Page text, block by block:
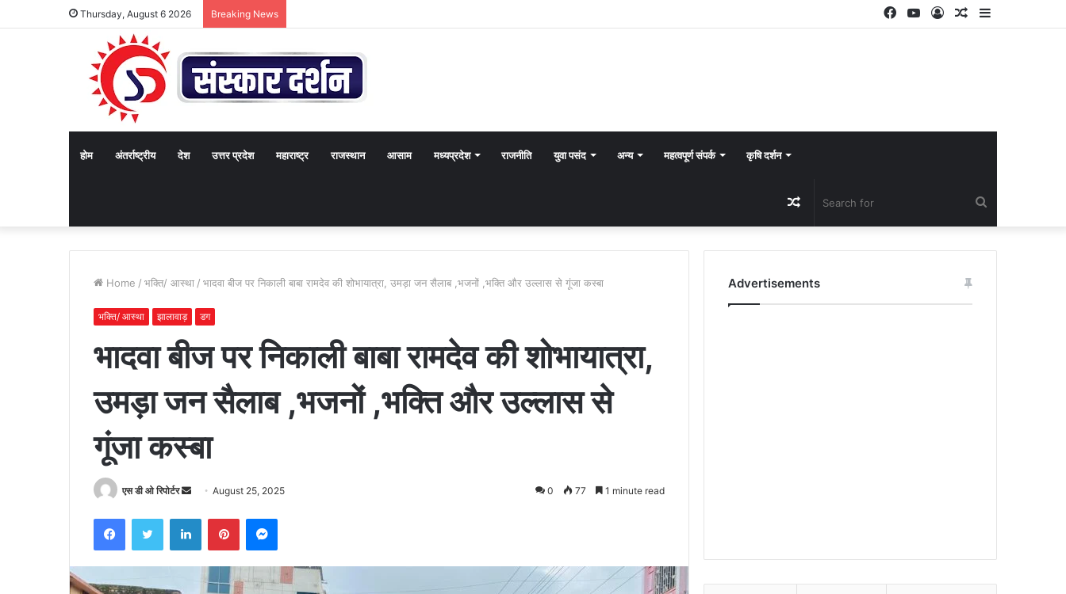
Thursday, August 6 2026 Breaking News Sidebar
Random
Log
YouTube
Facebook
होम अंतर्राष्ट्रीय देश उत्तर प्रदेश महाराष्ट्र राजस्थान आसाम मध्यप्रदेश राजनीति युवा पसंद अन्य महत्वपूर्ण संपर्क कृषि दर्शन
for
Random
Article
Home / भक्ति/ आस्था / भादवा बीज पर निकाली बाबा रामदेव की शोभायात्रा, उमड़ा जन सैलाब ,भजनों ,भक्ति और उल्लास से गूंजा कस्बा
भक्ति/ आस्था झालावाड़ डग
भादवा बीज पर निकाली बाबा रामदेव की शोभायात्रा,
उमड़ा जन सैलाब ,भजनों ,भक्ति और उल्लास से
गूंजा कस्बा
एस डी ओ रिपोर्टर
SendAugust 25, 2025 0 77 1 minute read
FacebookTwitter LinkedInPinterestMessenger
Advertisements